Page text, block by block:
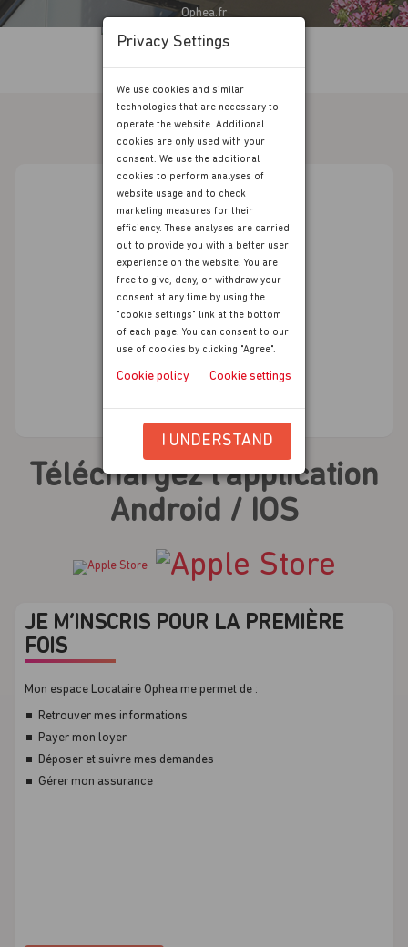
Privacy Settings
We use cookies and similar
technologies that are necessary to
operate the website. Additional
cookies are only used with your
consent. We use the additional
cookies to perform analyses of
website usage and to check
marketing measures for their
efficiency. These analyses are carried
out to provide you with a better user
experience on the website. You are
free to give, deny, or withdraw your
consent at any time by using the
"cookie settings" link at the bottom
of each page. You can consent to our
use of cookies by clicking "Agree".
Cookie policy Cookie settings
I UNDERSTAND
Ophea.fr
Je télécharge aussi
mon application
espace locataire
​Téléchargez l'application
Android / IOS
JE M’INSCRIS POUR LA PREMIÈRE
FOIS
Mon espace Locataire Ophea me permet de :
Retrouver mes informations
Payer mon loyer
Déposer et suivre mes demandes
Gérer mon assurance